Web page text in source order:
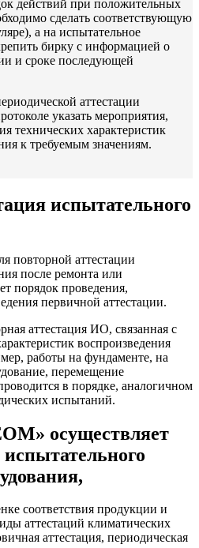
действий при положительных
сделать соответствующую
а на испытательное
бирку с информацией о
и сроке последующей
аттестации
указать мероприятия,
технических характеристик
к требуемым значениям.
испытательного
повторной аттестации
после ремонта или
порядок проведения,
первичной аттестации.
аттестация ИО, связанная с
воспроизведения
работы на фундаменте, на
перемещение
в порядке, аналогичном
испытаний.
осуществляет
,
соответствия продукции и
аттестаций климатических
аттестация, периодическая